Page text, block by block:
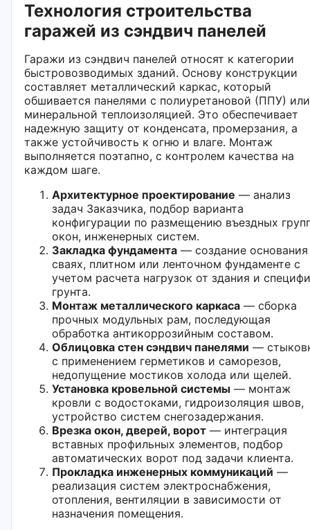
Технология строительства
гаражей из сэндвич панелей
Гаражи из сэндвич панелей относят к категории
быстровозводимых зданий. Основу конструкции
составляет металлический каркас, который
обшивается панелями с полиуретановой (ППУ) или
минеральной теплоизоляцией. Это обеспечивает
надежную защиту от конденсата, промерзания, а
также устойчивость к огню и влаге. Монтаж
выполняется поэтапно, с контролем качества на
каждом шаге.
Архитектурное проектирование — анализ
задач Заказчика, подбор варианта
конфигурации по размещению въездных
окон, инженерных систем.
Закладка фундамента — создание основания
сваях, плитном или ленточном фундаменте с
учетом расчета нагрузок от здания и
грунта.
Монтаж металлического каркаса — сборка
прочных модульных рам, последующая
обработка антикоррозийным составом.
Облицовка стен сэндвич панелями —
с применением герметиков и саморезов,
недопущение мостиков холода или щелей.
Установка кровельной системы — монтаж
кровли с водостоками, гидроизоляция швов,
устройство систем снегозадержания.
Врезка окон, дверей, ворот — интеграция
вставных профильных элементов, подбор
автоматических ворот под задачи клиента.
Прокладка инженерных коммуникаций —
реализация систем электроснабжения,
отопления, вентиляции в зависимости от
назначения помещения.